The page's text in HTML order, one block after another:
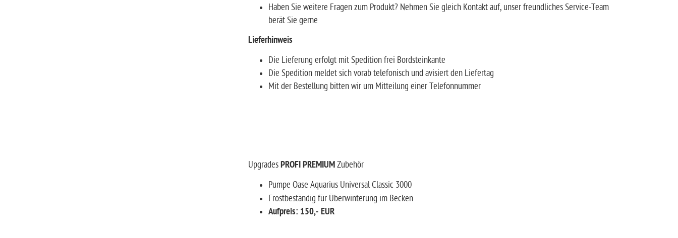
Haben Sie weitere Fragen zum Produkt? Nehmen Sie gleich Kontakt auf, unser freundliches Service-Team
berät Sie gerne
Lieferhinweis
Die Lieferung erfolgt mit Spedition frei Bordsteinkante
Die Spedition meldet sich vorab telefonisch und avisiert den Liefertag
Mit der Bestellung bitten wir um Mitteilung einer Telefonnummer
UpgradesPROFI PREMIUMZubehör
Pumpe Oase Aquarius Universal Classic 3000
Frostbeständig für Überwinterung im Becken
Aufpreis: 150,- EUR